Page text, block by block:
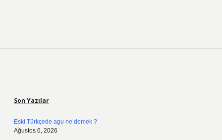
Son Yazılar
Eski Türkçede agu ne demek ?
Ağustos 6, 2026